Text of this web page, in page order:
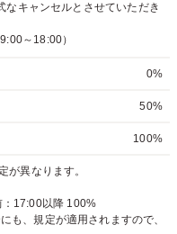
なキャンセルとさせていただき
～18:00）
0%
50%
100%
異なります。
17:00以降 100%
も、規定が適用されますので、